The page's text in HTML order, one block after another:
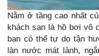
Nằm ở tầng cao nhất
khách sạn là hồ bơi vô
bạn có thể tự do tận
làn nước mát lành,